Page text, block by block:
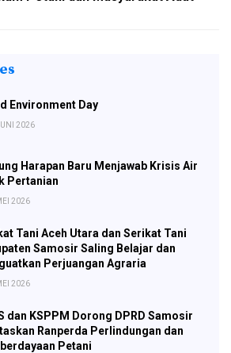
Environment Day
2026
Harapan Baru Menjawab Krisis Air
Pertanian
2026
Tani Aceh Utara dan Serikat Tani
Samosir Saling Belajar dan
Perjuangan Agraria
2026
dan KSPPM Dorong DPRD Samosir
Ranperda Perlindungan dan
Petani